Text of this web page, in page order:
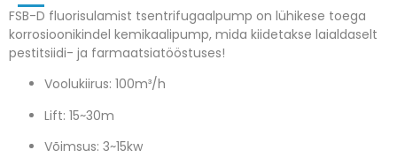
FSB-D fluorisulamist tsentrifugaalpump on lühikese toega
korrosioonikindel kemikaalipump, mida kiidetakse laialdaselt
pestitsiidi- ja farmaatsiatööstuses!
Voolukiirus: 100m³/h
Lift: 15~30m
Võimsus: 3~15kw